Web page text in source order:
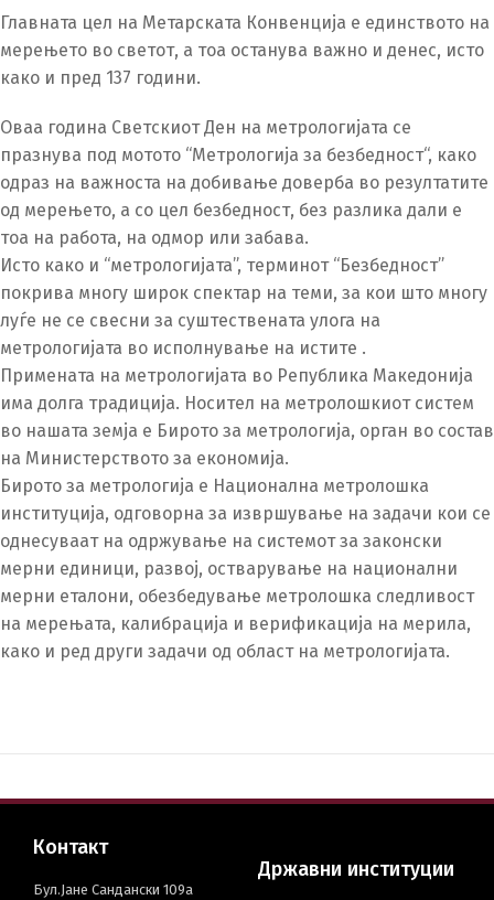
Главната цел на Метарската Конвенција е единството на
мерењето во светот, а тоа останува важно и денес, исто
како и пред 137 години.
Оваа година Светскиот Ден на метрологијата се
празнува под мотото “Метрологија за безбедност“, како
одраз на важноста на добивање доверба во резултатите
од мерењето, а со цел безбедност, без разлика дали е
тоа на работа, на одмор или забава.
Исто како и “метрологијата”, терминот “Безбедност”
покрива многу широк спектар на теми, за кои што многу
луѓе не се свесни за суштествената улога на
метрологијата во исполнување на истите .
Примената на метрологијата во Република Македонија
има долга традиција. Носител на метролошкиот систем
во нашата земја е Бирото за метрологија, орган во состав
на Министерството за економија.
Бирото за метрологија е Национална метролошка
институција, одговорна за извршување на задачи кои се
однесуваат на одржување на системот за законски
мерни единици, развој, остварување на национални
мерни еталони, обезбедување метролошка следливост
на мерењата, калибрација и верификација на мерила,
како и ред други задачи од област на метрологијата.
Контакт
Бул.Јане Сандански 109а
Државни институции